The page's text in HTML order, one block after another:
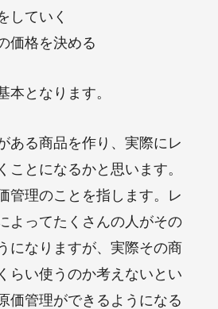
していく
価格を決める
本となります。
ある商品を作り、実際にレ
ことになるかと思います。
管理のことを指します。レ
よってたくさんの人がその
になりますが、実際その商
らい使うのか考えないとい
価管理ができるようになる